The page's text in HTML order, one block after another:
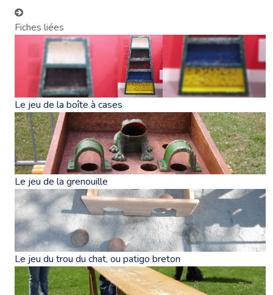
Fiches liées
Le jeu de la boîte à cases
Le jeu de la grenouille
Le jeu du trou du chat, ou patigo breton